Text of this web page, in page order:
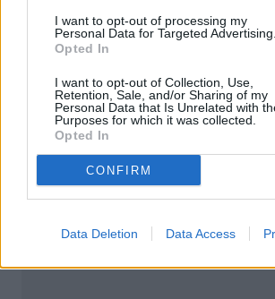
I want to opt-out of processing my
Personal Data for Targeted Advertising.
Opted In
I want to opt-out of Collection, Use,
Retention, Sale, and/or Sharing of my
Personal Data that Is Unrelated with
Purposes for which it was collected.
Opted In
CONFIRM
Data Deletion Data Access
Blogi
12 listopada 2012, 11:52
A jednak Mike D`Antoni.
mają trenera